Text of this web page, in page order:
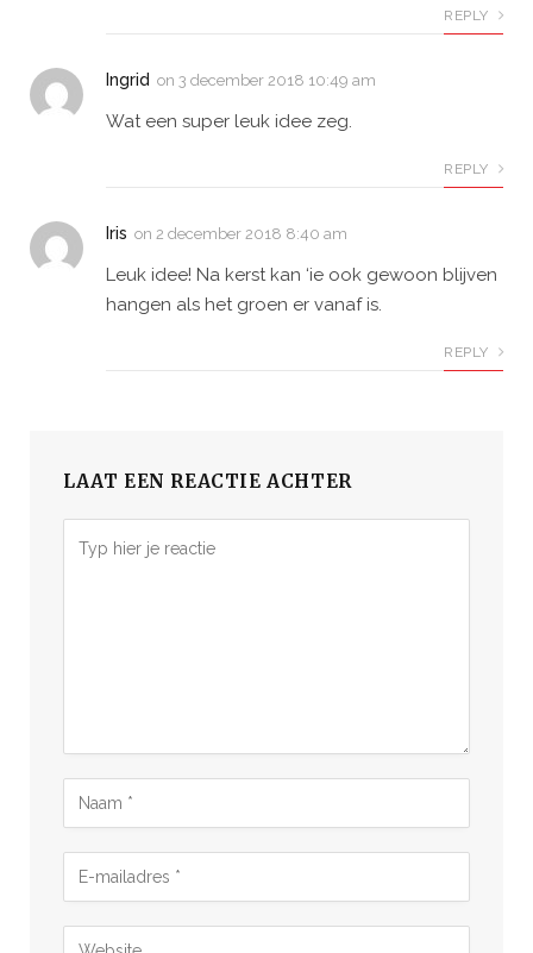
REPLY
Ingrid on 3 december 2018 10:49 am
Wat een super leuk idee zeg.
REPLY
Iris on 2 december 2018 8:40 am
Leuk idee! Na kerst kan ‘ie ook gewoon blijven
hangen als het groen er vanaf is.
REPLY
LAAT EEN REACTIE ACHTER